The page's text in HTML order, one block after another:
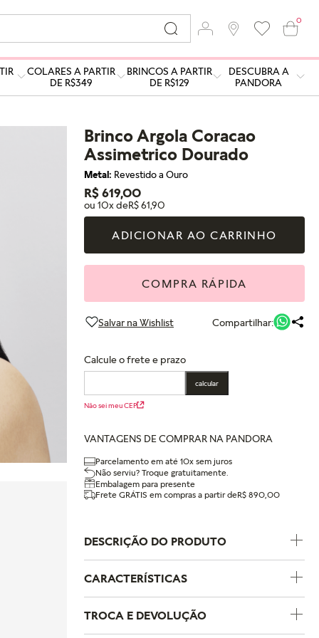
0
COLARES A PARTIR
DE R$349
BRINCOS A PARTIR
DE R$129
DESCUBRA A
PANDORA
Brinco Argola Coracao
Assimetrico Dourado
Metal: Revestido a Ouro
R$ 619,00
ou 10x deR$ 61,90
ADICIONAR AO CARRINHO
COMPRA RÁPIDA
Compartilhar:
Calcule o frete e prazo
calcular
Não sei meu CEP
VANTAGENS DE COMPRAR NA PANDORA
Parcelamento em até 10x sem juros
Não serviu? Troque gratuitamente.
Embalagem para presente
Frete GRÁTIS em compras a partir deR$ 890,00
DESCRIÇÃO DO PRODUTO
CARACTERÍSTICAS
Coleção
Pandora Essence
TROCA E DEVOLUÇÃO